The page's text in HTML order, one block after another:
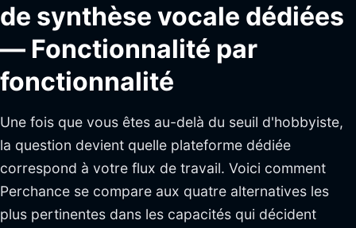
de synthèse vocale dédiées
— Fonctionnalité par
fonctionnalité
Une fois que vous êtes au-delà du seuil d'hobbyiste,
la question devient quelle plateforme dédiée
correspond à votre flux de travail. Voici comment
Perchance se compare aux quatre alternatives les
plus pertinentes dans les capacités qui décident